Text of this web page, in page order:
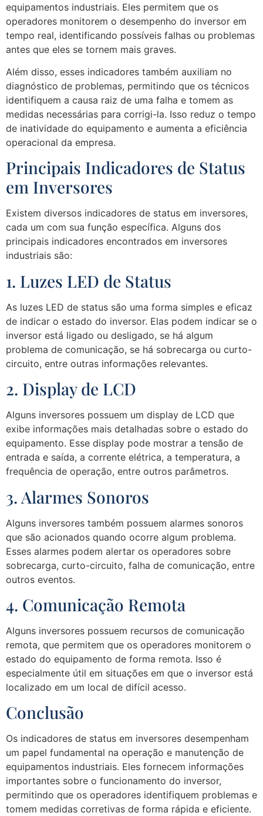
equipamentos industriais. Eles permitem que os
operadores monitorem o desempenho do inversor em
tempo real, identificando possíveis falhas ou problemas
antes que eles se tornem mais graves.
Além disso, esses indicadores também auxiliam no
diagnóstico de problemas, permitindo que os técnicos
identifiquem a causa raiz de uma falha e tomem as
medidas necessárias para corrigi-la. Isso reduz o tempo
de inatividade do equipamento e aumenta a eficiência
operacional da empresa.
Principais Indicadores de Status
em Inversores
Existem diversos indicadores de status em inversores,
cada um com sua função específica. Alguns dos
principais indicadores encontrados em inversores
industriais são:
1. Luzes LED de Status
As luzes LED de status são uma forma simples e eficaz
de indicar o estado do inversor. Elas podem indicar se o
inversor está ligado ou desligado, se há algum
problema de comunicação, se há sobrecarga ou curto-
circuito, entre outras informações relevantes.
2. Display de LCD
Alguns inversores possuem um display de LCD que
exibe informações mais detalhadas sobre o estado do
equipamento. Esse display pode mostrar a tensão de
entrada e saída, a corrente elétrica, a temperatura, a
frequência de operação, entre outros parâmetros.
3. Alarmes Sonoros
Alguns inversores também possuem alarmes sonoros
que são acionados quando ocorre algum problema.
Esses alarmes podem alertar os operadores sobre
sobrecarga, curto-circuito, falha de comunicação, entre
outros eventos.
4. Comunicação Remota
Alguns inversores possuem recursos de comunicação
remota, que permitem que os operadores monitorem o
estado do equipamento de forma remota. Isso é
especialmente útil em situações em que o inversor está
localizado em um local de difícil acesso.
Conclusão
Os indicadores de status em inversores desempenham
um papel fundamental na operação e manutenção de
equipamentos industriais. Eles fornecem informações
importantes sobre o funcionamento do inversor,
permitindo que os operadores identifiquem problemas e
tomem medidas corretivas de forma rápida e eficiente.